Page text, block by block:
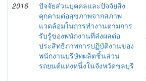
2016
ปัจจัยส่วนบุคคลและปัจจัยสิ่ง
คุกคามต่อสุขภาพจากสภาพ
แวดล้อมในการทำงานตามการ
รับรู้ของพนักงานที่ส่งผลต่อ
ประสิทธิภาพการปฏิบัติงานของ
พนักงานบริษัทผลิตชิ้นส่วน
รถยนต์แห่งหนึ่งในจังหวัดชลบุรี